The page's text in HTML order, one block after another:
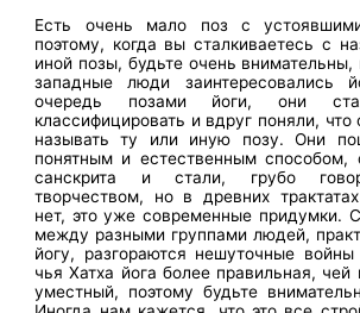
Есть очень мало поз с
поэтому, когда вы сталкиваетесь с
иной позы, будьте очень внимательны,
западные люди заинтересовались
очередь позами йоги, они
классифицировать и вдруг поняли, что
называть ту или иную позу. Они
понятным и естественным способом,
санскрита и стали, грубо
творчеством, но в древних
нет, это уже современные придумки.
между разными группами людей,
йогу, разгораются нешуточные
чья Хатха йога более правильная, чей
уместный, поэтому будьте